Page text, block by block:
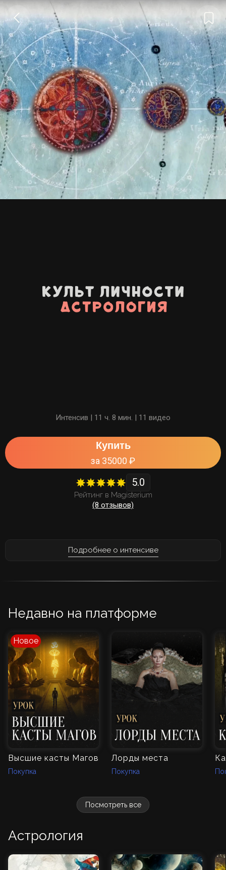
Интенсив | 11 ч. 8 мин. | 11 видео
5.0
Рейтинг в Magisterium
(8 отзывов)
Купить
за 35000 ₽
Подробнее о интенсиве
Недавно на платформе
Посмотреть все
Новое
Высшие касты Магов
Покупка
Лорды места
Покупка
Астрология